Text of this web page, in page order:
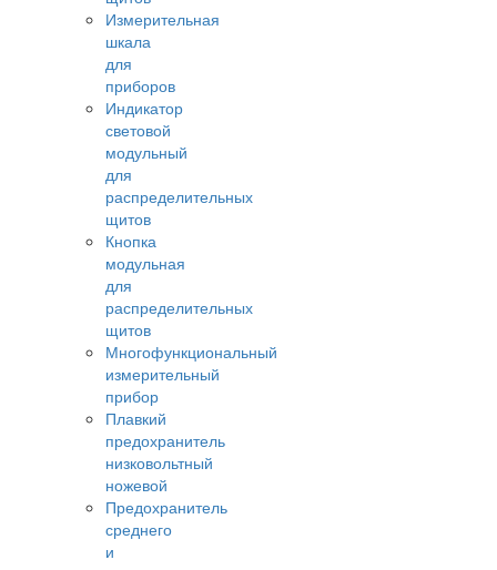
Измерительная
шкала
для
приборов
Индикатор
световой
модульный
для
распределительных
щитов
Кнопка
модульная
для
распределительных
щитов
Многофункциональный
измерительный
прибор
Плавкий
предохранитель
низковольтный
ножевой
Предохранитель
среднего
и